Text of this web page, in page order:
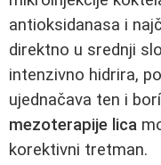
antioksidanasa i
direktno u srednji
intenzivno hidrira,
ujednačava ten i
mezoterapije lica
korektivni tretman.